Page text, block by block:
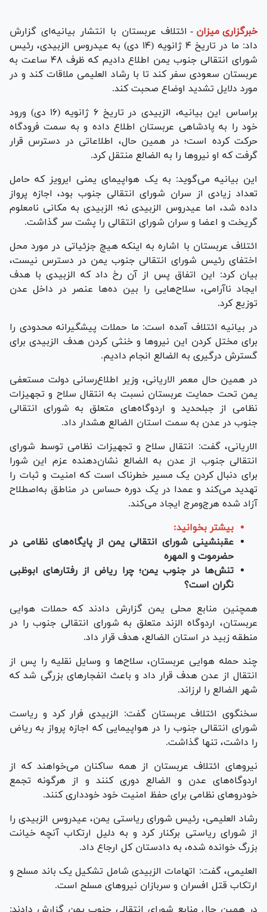
خبرگزاری میزان - ائتلاف عربستان با انتشار بیانیه‌ای گزارش
داد: ما در تاریخ ۴ ژانویه (۱۴ دی) به عیدروس الزبیدی، رئیس
شورای انتقالی جنوب یمن اطلاع دادیم که ظرف ۴۸ ساعت به
عربستان سعودی سفر کند تا با رشاد العلیمی ملاقات کند و در
مورد دلایل تشدید اوضاع صحبت کند.
براساس این بیانیه، الزبیدی در تاریخ ۶ ژانویه (۱۶ دی) ورود
خود را به پادشاهی عربستان اطلاع داده و به سمت فرودگاه
حرکت کرده است؛ در همین حال، اطلاعاتی در دسترس قرار
گرفت که او نیرو‌ها را به الضالع منتقل کرد.
این بیانیه می‌گوید: به یک هواپیمای یمنی ایرویز که حامل
تعداد زیادی از سران شورای انتقالی جنوب بود، اجازه پرواز
داده شد، اما عیدروس الزبیدی نه؛ الزبیدی به مکانی نامعلوم
گریخت و اعضا و سران شورای انتقالی را پشت سر گذاشت.
ائتلاف عربستان با اشاره به اینکه هیچ جزئیاتی در مورد محل
اختفای رئیس شورای انتقالی جنوب یمن در دسترس نیست،
بیان کرد: این اتفاق پس از آن رخ داد که الزبیدی با هدف
ایجاد ناآرامی، سلاح‌هایی را بین ده‌ها عنصر در داخل عدن
توزیع کرد.
در بیانیه ائتلاف آمده است: ما حملات پیشگیرانه محدودی را
برای مختل کردن این نیرو‌ها و خنثی کردن هدف الزبیدی برای
گسترش درگیری به الضالع انجام دادیم.
در همین حال معمر الاریانی، وزیر اطلاع‌رسانی دولت مستعفی
یمن تحت حمایت عربستان نسبت به انتقال سلاح و تجهیزات
نظامی از جبل‎حدید و اردوگاه‌های متعلق به شورای انتقالی
جنوب در عدن به سمت استان الضالع هشدار داد.
الاریانی، گفت: انتقال سلاح و تجهیزات نظامی توسط شورای
انتقالی جنوب از عدن به الضالع نشان‌دهنده عزم این شورا
برای دنبال کردن یک مسیر خطرناک است که امنیت و ثبات را
تهدید می‌کند و عمدا در یک دوره حساس در مناطق به‌اصطلاح
آزاد شده هرج‌ومرج ایجاد می‌کند.
بیشتر بخوانید:
عقب‎نشینی شورای انتقالی یمن از پایگاه‌های نظامی در
حضرموت و المهره
تنش‌ها در جنوب یمن؛ چرا ریاض از رفتارهای ابوظبی
نگران است؟
همچنین منابع محلی یمن گزارش دادند که حملات هوایی
عربستان، اردوگاه الزند متعلق به شورای انتقالی جنوب را در
منطقه زبید در استان الضالع، هدف قرار داد.
چند حمله هوایی عربستان، سلاح‌ها و وسایل نقلیه را پس از
انتقال از عدن هدف قرار داد و باعث انفجار‌های بزرگی شد که
شهر الضالع را لرزاند.
سخنگوی ائتلاف عربستان گفت: الزبیدی فرار کرد و ریاست
شورای انتقالی جنوب را در هواپیمایی که اجازه پرواز به ریاض
را داشت، تنها گذاشت.
نیرو‌های ائتلاف عربستان از همه ساکنان می‌خواهند که از
اردوگاه‌های عدن و الضالع دوری کنند و از هرگونه تجمع
خودرو‌های نظامی برای حفظ امنیت خود خودداری کنند.
رشاد العلیمی، رئیس شورای ریاستی یمن، عیدروس الزبیدی را
از شورای ریاستی برکنار کرد و به دلیل ارتکاب آنچه خیانت
بزرگ خوانده شده، به دادستان کل ارجاع داد.
العلیمی، گفت: اتهامات الزبیدی شامل تشکیل یک باند مسلح و
ارتکاب قتل افسران و سربازان نیرو‌های مسلح است.
در همین حال منابع شورای انتقالی جنوب یمن گزارش دادند: